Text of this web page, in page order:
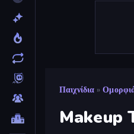
Παιχνίδια »
Makeup